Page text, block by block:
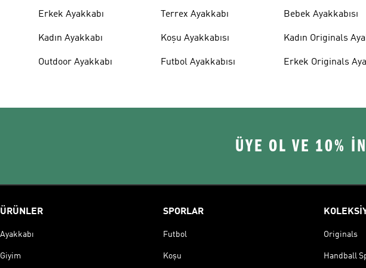
Erkek Ayakkabı
Kadın Ayakkabı
Outdoor Ayakkabı
Terrex Ayakkabı
Koşu Ayakkabısı
Futbol Ayakkabısı
Bebek Ayakkabısı
Kadın Originals
Erkek Originals
ÜYE OL VE 10%
ÜRÜNLER
Ayakkabı
Giyim
SPORLAR
Futbol
Koşu
Originals
Handball